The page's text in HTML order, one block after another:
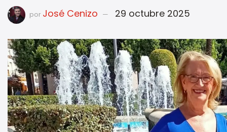
por José Cenizo 29 octubre 2025